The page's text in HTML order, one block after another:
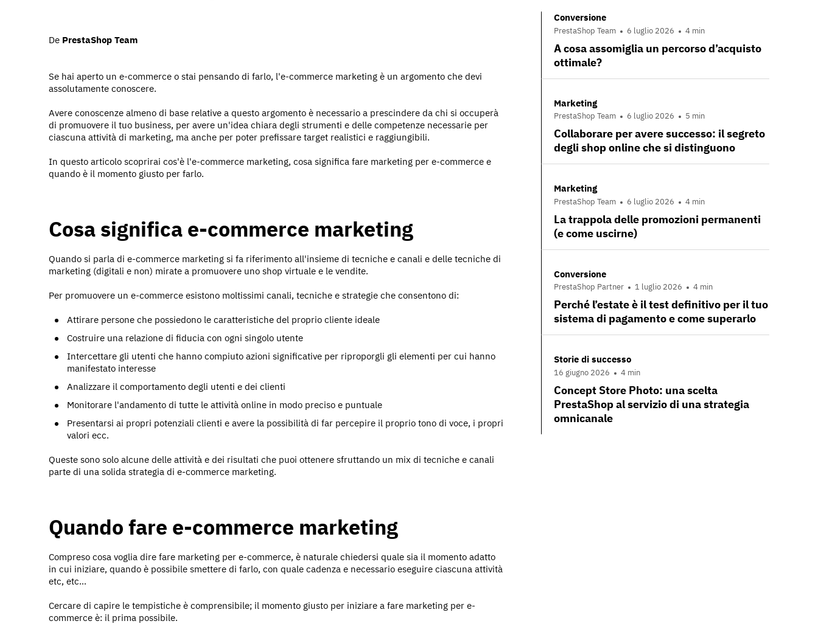
De PrestaShop Team
Se hai aperto un e-commerce o stai pensando di farlo, l'e-commerce marketing è un argomento che devi
assolutamente conoscere.
Avere conoscenze almeno di base relative a questo argomento è necessario a prescindere da chi si occuperà
di promuovere il tuo business, per avere un'idea chiara degli strumenti e delle competenze necessarie per
ciascuna attività di marketing, ma anche per poter prefissare target realistici e raggiungibili.
In questo articolo scoprirai cos'è l'e-commerce marketing, cosa significa fare marketing per e-commerce e
quando è il momento giusto per farlo.
Cosa significa e-commerce marketing
Quando si parla di e-commerce marketing si fa riferimento all'insieme di tecniche e canali e delle tecniche di
marketing (digitali e non) mirate a promuovere uno shop virtuale e le vendite.
Per promuovere un e-commerce esistono moltissimi canali, tecniche e strategie che consentono di:
Attirare persone che possiedono le caratteristiche del proprio cliente ideale
Costruire una relazione di fiducia con ogni singolo utente
Intercettare gli utenti che hanno compiuto azioni significative per riproporgli gli elementi per cui hanno
manifestato interesse
Analizzare il comportamento degli utenti e dei clienti
Monitorare l'andamento di tutte le attività online in modo preciso e puntuale
Presentarsi ai propri potenziali clienti e avere la possibilità di far percepire il proprio tono di voce, i propri
valori ecc.
Queste sono solo alcune delle attività e dei risultati che puoi ottenere sfruttando un mix di tecniche e canali
parte di una solida strategia di e-commerce marketing.
Quando fare e-commerce marketing
Compreso cosa voglia dire fare marketing per e-commerce, è naturale chiedersi quale sia il momento adatto
in cui iniziare, quando è possibile smettere di farlo, con quale cadenza e necessario eseguire ciascuna attività
etc, etc…
Cercare di capire le tempistiche è comprensibile; il momento giusto per iniziare a fare marketing per e-
commerce è: il prima possibile.
Conversione
PrestaShop Team 6 luglio 2026 4 min
A cosa assomiglia un percorso d’acquisto
ottimale?
Marketing
PrestaShop Team 6 luglio 2026 5 min
Collaborare per avere successo: il segreto
degli shop online che si distinguono
Marketing
PrestaShop Team 6 luglio 2026 4 min
La trappola delle promozioni permanenti
(e come uscirne)
Conversione
PrestaShop Partner 1 luglio 2026 4 min
Perché l’estate è il test definitivo per il tuo
sistema di pagamento e come superarlo
Storie di successo
16 giugno 2026 4 min
Concept Store Photo: una scelta
PrestaShop al servizio di una strategia
omnicanale